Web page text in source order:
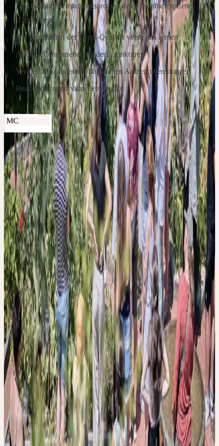
Einzigartiger Entstehungsprozess der wesenhaften Ceres
Urtinkturen
Die vier Säulen der Ceres-Qualität verstehen lernen
Alleinstellungsmerkmale der Urtinkturen
Vergleich zu anderen pflanzlichen Arzneizubereitungen
Beantworten individueller Fragen
Referenten
MC
Mitarbeiter Ceres Heilmittel AG, Kesswil
Hinweise
Falls Sie gerne als Gruppe zu uns kommen möchten, nehmen Sie
bitte mit uns Kontakt auf.
Kontakt
Ceres Heilmittel AG Bachtobelstrasse 6 CH-8593 Kesswil
+41 71 466 82 82weiterbildung@ceresheilmittel.ch